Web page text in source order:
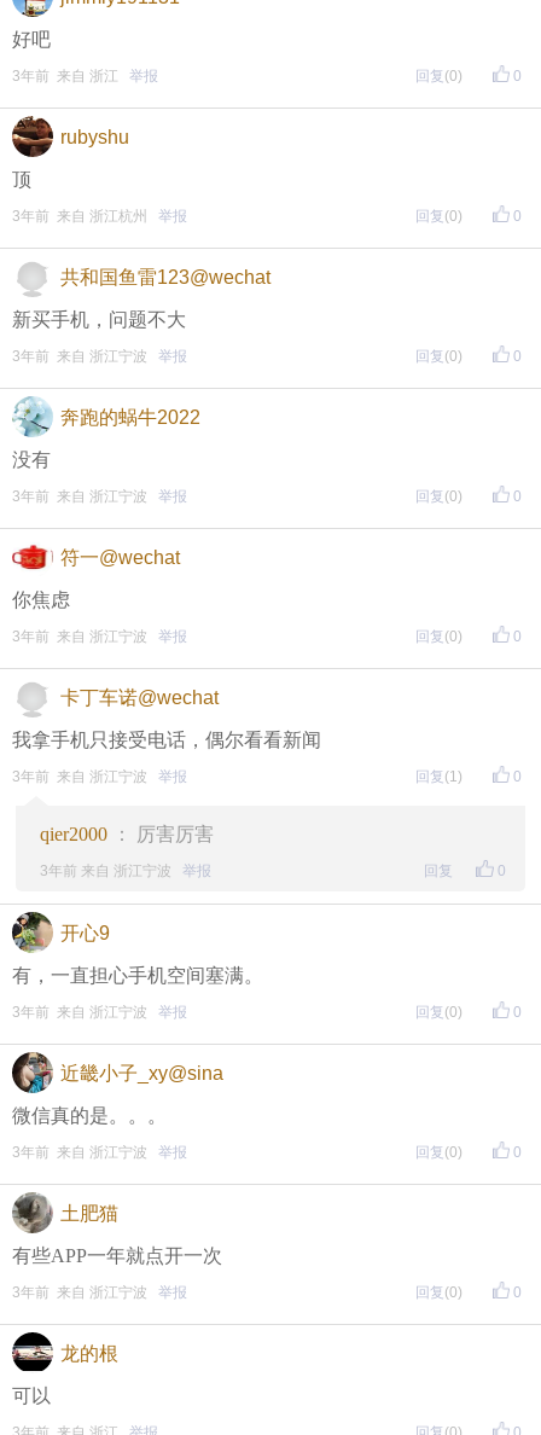
另外，欢迎加入东方热线粉丝群！
只能扫描加入（不能识别二维码加入哦），
公司简介
广告服务
IDC业务
网管留言
Copyright (c) 1996-2023 CNOOL.NET All Rights Reserv
ed
好吧
0
3年前 来自 浙江 举报 回复 (0)
rubyshu
顶
0
3年前 来自 浙江杭州 举报 回复 (0)
共和国鱼雷123@wechat
新买手机，问题不大
0
3年前 来自 浙江宁波 举报 回复 (0)
奔跑的蜗牛2022
没有
0
3年前 来自 浙江宁波 举报 回复 (0)
符一@wechat
你焦虑
0
3年前 来自 浙江宁波 举报 回复 (0)
卡丁车诺@wechat
我拿手机只接受电话，偶尔看看新闻
0
3年前 来自 浙江宁波 举报 回复 (1)
qier2000 ： 厉害厉害
0
3年前 来自 浙江宁波 举报 回复
开心9
有，一直担心手机空间塞满。
0
3年前 来自 浙江宁波 举报 回复 (0)
近畿小子_xy@sina
微信真的是。。。
0
3年前 来自 浙江宁波 举报 回复 (0)
土肥猫
有些APP一年就点开一次
0
3年前 来自 浙江宁波 举报 回复 (0)
龙的根
可以